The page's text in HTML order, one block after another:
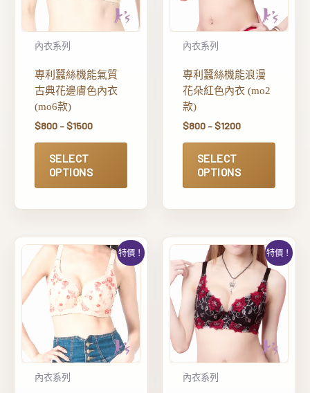
內衣系列
專利蠶絲機能氣質
古典花邊膚色內衣
(mo6款)
$800–$1500
SELECT
OPTIONS
內衣系列
專利蠶絲機能浪漫
花朵紅色內衣 (mo2
款)
$800–$1200
SELECT
OPTIONS
特價！
內衣系列
特價！
內衣系列